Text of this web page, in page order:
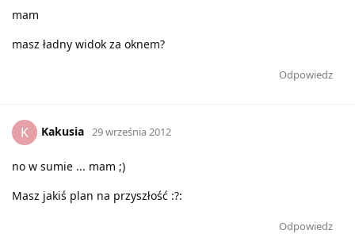
mam
masz ładny widok za oknem?
Odpowiedz
K Kakusia 29 września 2012
no w sumie ... mam ;)
Masz jakiś plan na przyszłość :?:
Odpowiedz